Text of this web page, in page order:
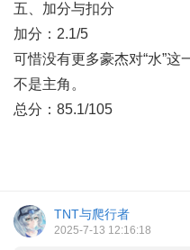
五、加分与扣分
加分：2.1/5
可惜没有更多豪杰对“水”
不是主角。
总分：85.1/105
TNT与爬行者
2025-7-13 12:16:18